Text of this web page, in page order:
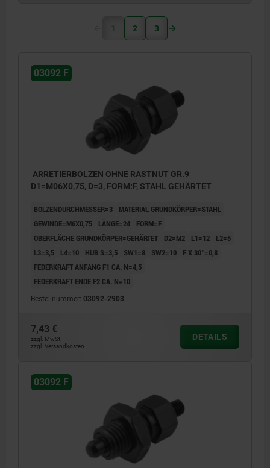
1 2 3
03092 F
ARRETIERBOLZEN OHNE RASTNUT GR.9
D1=M06X0,75, D=3, FORM:F, STAHL GEHÄRTET
BOLZENDURCHMESSER=3
MATERIAL GRUNDKÖRPER=STAHL
GEWINDE=M6X0,75
LÄNGE=24
FORM=F
OBERFLÄCHE GRUNDKÖRPER=GEHÄRTET
D2=M2 L1=12
L2=5
L3=3,5
L4=10 HUB S=3,5 SW1=8 SW2=10
F X 30°=0,8
FEDERKRAFT ANFANG F1 CA. N=4,5
FEDERKRAFT ENDE F2 CA. N=10
Bestellnummer: 03092-2903
7,43 €
zzgl. MwSt.
zzgl. Versandkosten
DETAILS
03092 F